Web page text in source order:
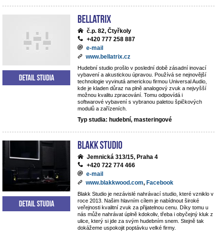
BELLATRIX
č.p. 82, Čtyřkoly
+420 777 258 887
e-mail
www.bellatrix.cz
Hudební studio prošlo v poslední době zásadní inovací
vybavení a akustickou úpravou. Používá se nejnovější
technologie vyvinutá americkou firmou Universal Audio,
kde je kladen důraz na plně analogový zvuk a nejvyšší
možnou kvalitu zpracování. Tomu odpovídá i
softwarové vybavení s vybranou paletou špičkových
modulů a zařízeních.
Typ studia: hudební, masteringové
Detail studia
Blakk Studio
Jemnická 313/15, Praha 4
+420 722 774 466
e-mail
www.blakkwood.com, Facebook
Blakk Studio je nezávislé nahrávací studio, které vzniklo v
roce 2013. Našim hlavním cílem je nabídnout široké
veřejnosti kvalitní zvuk za přijatelnou cenu. Díky tomu u
nás může nahrávat úplně kdokoliv, třeba i obyčejný kluk z
ulice, který si jde za svým hudebním snem. Stejně tak
dokážeme uspokojit poptávku velké firmy.
Detail studia